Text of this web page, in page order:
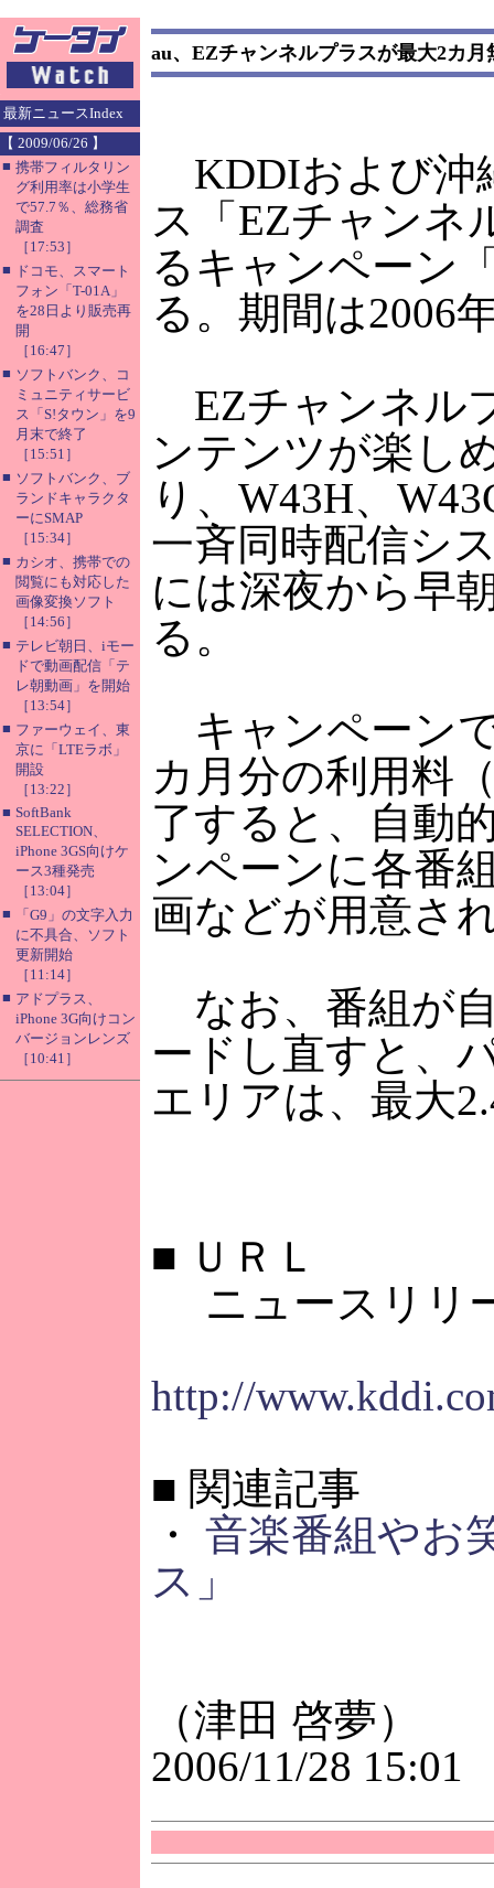
最新ニュースIndex
【 2009/06/26 】
■ 携帯フィルタリン
グ利用率は小学生
で57.7％、総務省
調査
［17:53］
■ ドコモ、スマート
フォン「T-01A」
を28日より販売再
開
［16:47］
■ ソフトバンク、コ
ミュニティサービ
ス「S!タウン」を9
月末で終了
［15:51］
■ ソフトバンク、ブ
ランドキャラクタ
ーにSMAP
［15:34］
■ カシオ、携帯での
閲覧にも対応した
画像変換ソフト
［14:56］
■ テレビ朝日、iモー
ドで動画配信「テ
レ朝動画」を開始
［13:54］
■ ファーウェイ、東
京に「LTEラボ」
開設
［13:22］
■ SoftBank
SELECTION、
iPhone 3GS向けケ
ース3種発売
［13:04］
■
「G9」の文字入力
に不具合、ソフト
更新開始
［11:14］
■ アドプラス、
iPhone 3G向けコン
バージョンレンズ
［10:41］
au、EZチャンネルプラスが最大2カ
KDDIおよび沖
ス「EZチャンネ
るキャンペーン
る。期間は2006
EZチャンネル
ンテンツが楽し
り、W43H、
一斉同時配信シ
には深夜から早
る。
キャンペーン
カ月分の利用料
了すると、自動
ンペーンに各番
画などが用意さ
なお、番組が
ードし直すと、
エリアは、最大
■ ＵＲＬ
ニュースリリ
http://
■ 関連記事
・ 音楽番組やお
ス」
（津田 啓夢）
2006/11/28 15:01